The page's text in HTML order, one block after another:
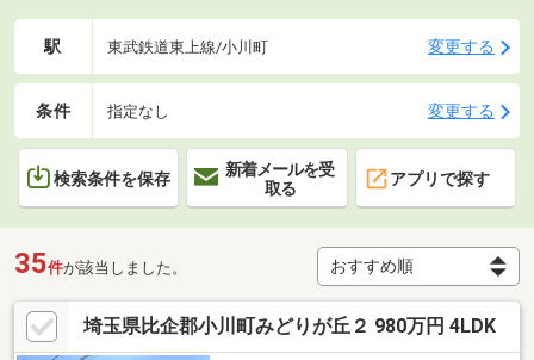
駅 東武鉄道東上線/小川町 変更する
条件 指定なし 変更する
検索条件を保存
新着メールを受
取る
アプリで探す
35件が該当しました。
埼玉県比企郡小川町みどりが丘２ 980万円 4LDK